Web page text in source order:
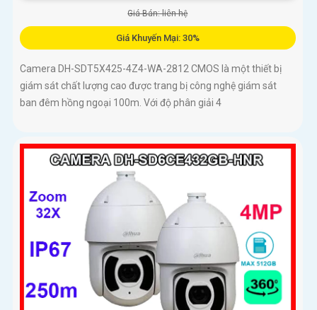
Giá Bán: liên hệ
Giá Khuyến Mại: 30%
Camera DH-SDT5X425-4Z4-WA-2812 CMOS là một thiết bị
giám sát chất lượng cao được trang bị công nghệ giám sát
ban đêm hồng ngoại 100m. Với độ phân giải 4